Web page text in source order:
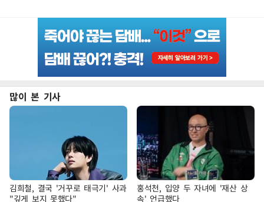
많이 본 기사
김희철, 결국 '거꾸로 태극기' 사과
"깊게 보지 못했다"
홍석천, 입양 두 자녀에 '재산 상
속' 언급했다